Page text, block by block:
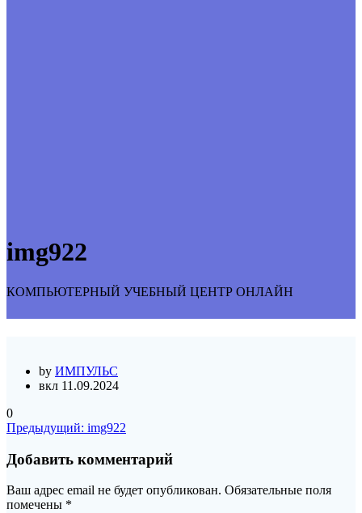
img922
КОМПЬЮТЕРНЫЙ УЧЕБНЫЙ ЦЕНТР ОНЛАЙН
by ИМПУЛЬС
вкл 11.09.2024
0
Навигация
по
записям
Предыдущий: Предыдущая
img922
Добавить комментарий
Ваш адрес email не будет опубликован. Обязательные поля
помечены *